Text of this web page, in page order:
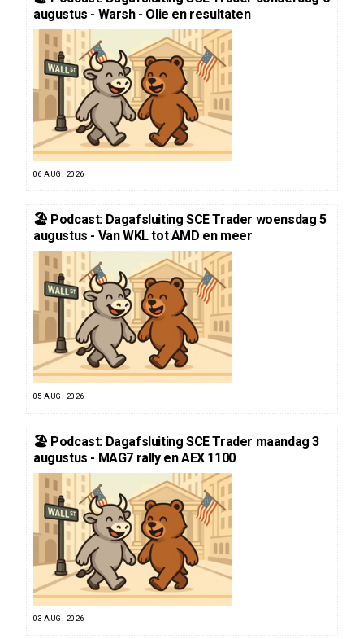
augustus - Warsh - Olie en resultaten
06 AUG. 2026
🏖️ Podcast: Dagafsluiting SCE Trader woensdag 5
augustus - Van WKL tot AMD en meer
05 AUG. 2026
🏖️ Podcast: Dagafsluiting SCE Trader maandag 3
augustus - MAG7 rally en AEX 1100
03 AUG. 2026